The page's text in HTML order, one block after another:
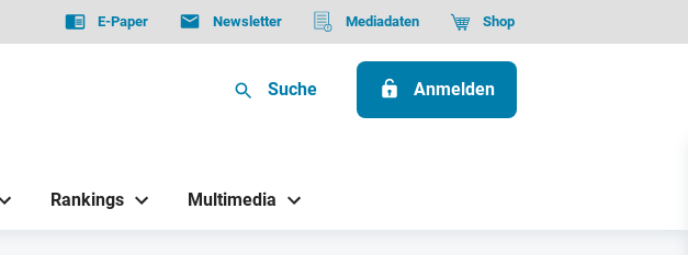
E-Paper Newsletter Mediadaten Shop
Suche Anmelden
Rankings Multimedia